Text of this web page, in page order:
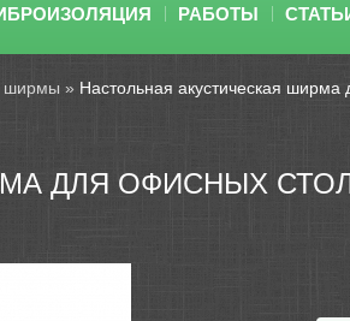
РАБОТЫ
ширмы » Настольная акустическая
ОФИСНЫХ СТОЛОВ